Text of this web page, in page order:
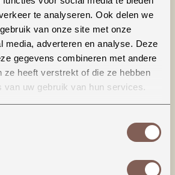
te analyseren. Ook delen we
van onze site met onze
media, adverteren en analyse. Deze
gegevens combineren met andere
ze heeft verstrekt of die ze hebben
van uw gebruik van hun services.